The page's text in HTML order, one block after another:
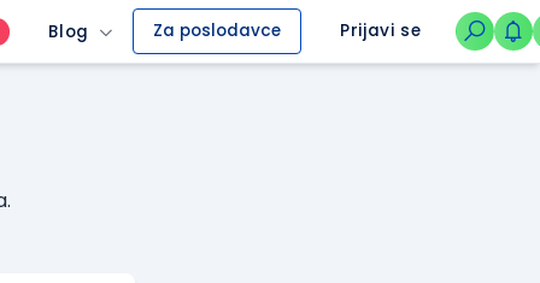
Blog Za poslodavce Prijavi se